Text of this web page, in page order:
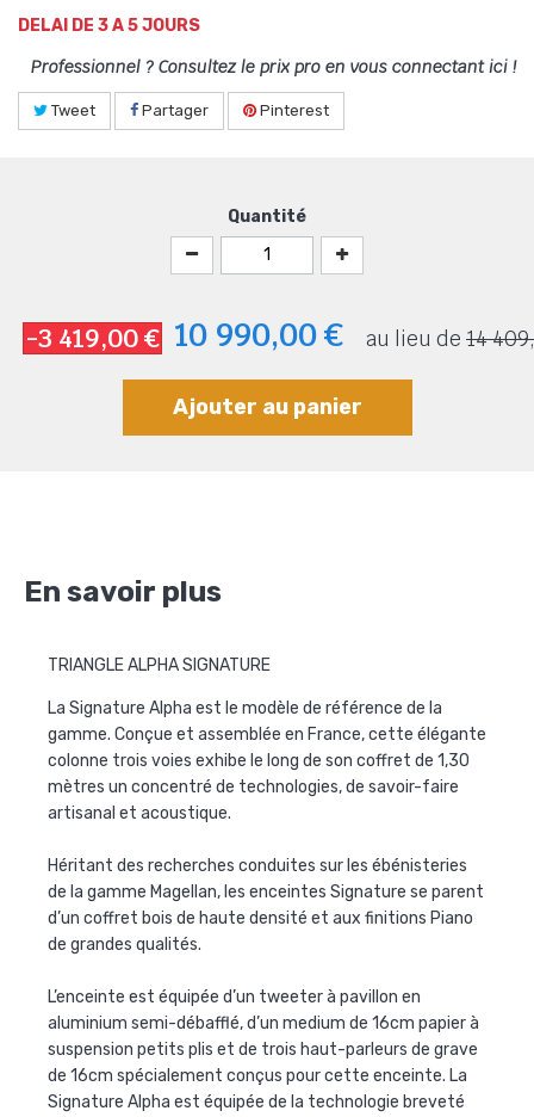
DELAI DE 3 A 5 JOURS
Professionnel ? Consultez le prix pro en vous connectant ici !
Tweet Partager Pinterest
Quantité
-3 419,00 € 10 990,00 € au lieu de 14
Ajouter au panier
En savoir plus
TRIANGLE ALPHA SIGNATURE
La Signature Alpha est le modèle de référence de la
gamme. Conçue et assemblée en France, cette élégante
colonne trois voies exhibe le long de son coffret de 1,30
mètres un concentré de technologies, de savoir-faire
artisanal et acoustique.
Héritant des recherches conduites sur les ébénisteries
de la gamme Magellan, les enceintes Signature se parent
d’un coffret bois de haute densité et aux finitions Piano
de grandes qualités.
L’enceinte est équipée d’un tweeter à pavillon en
aluminium semi-débafflé, d’un medium de 16cm papier à
suspension petits plis et de trois haut-parleurs de grave
de 16cm spécialement conçus pour cette enceinte. La
Signature Alpha est équipée de la technologie breveté